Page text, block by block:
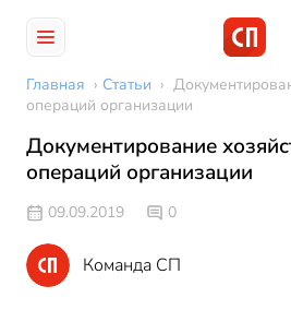
Главная › Статьи ›
операций организации
Документирование
операций организации
09.09.2019 0
Команда СП